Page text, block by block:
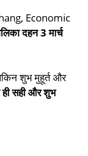
, Economic
दहन 3 मार्च
शुभ मुहूर्त और
ही सही और शुभ